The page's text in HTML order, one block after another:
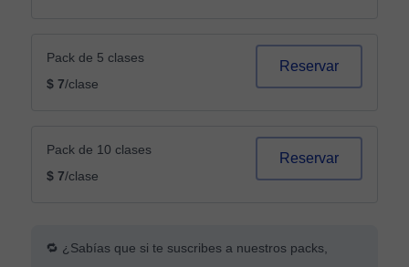
Pack de 5 clases
$ 7/clase
Reservar
Pack de 10 clases
$ 7/clase
Reservar
🔁 ¿Sabías que si te suscribes a nuestros packs,